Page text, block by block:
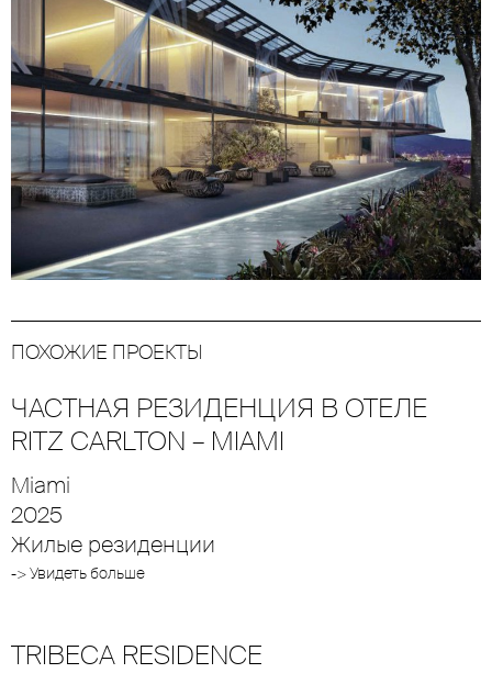
ПОХОЖИЕ ПРОЕКТЫ
ЧАСТНАЯ РЕЗИДЕНЦИЯ В ОТЕЛЕ
RITZ CARLTON – MIAMI
Miami
2025
Жилые резиденции
-> Увидеть больше
TRIBECA RESIDENCE